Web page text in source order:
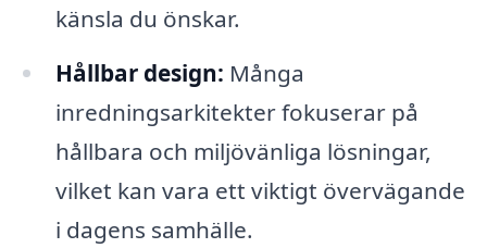
känsla du önskar.
Hållbar design: Många
inredningsarkitekter fokuserar på
hållbara och miljövänliga lösningar,
vilket kan vara ett viktigt övervägande
i dagens samhälle.